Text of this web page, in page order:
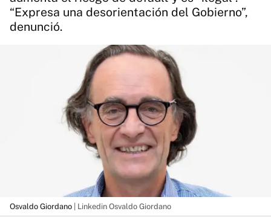
“Expresa una desorientación del Gobierno”,
denunció.
Osvaldo Giordano | Linkedin Osvaldo Giordano